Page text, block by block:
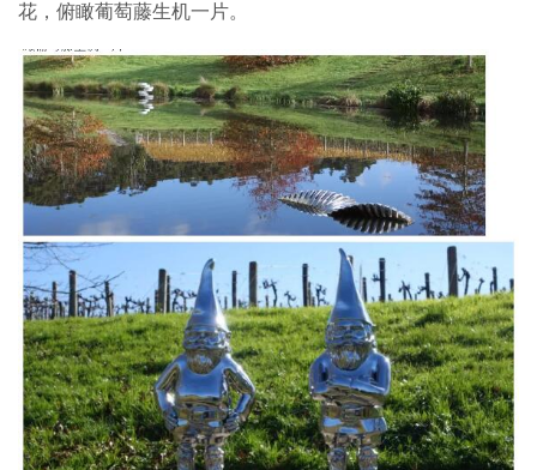
花，俯瞰葡萄藤生机一片。